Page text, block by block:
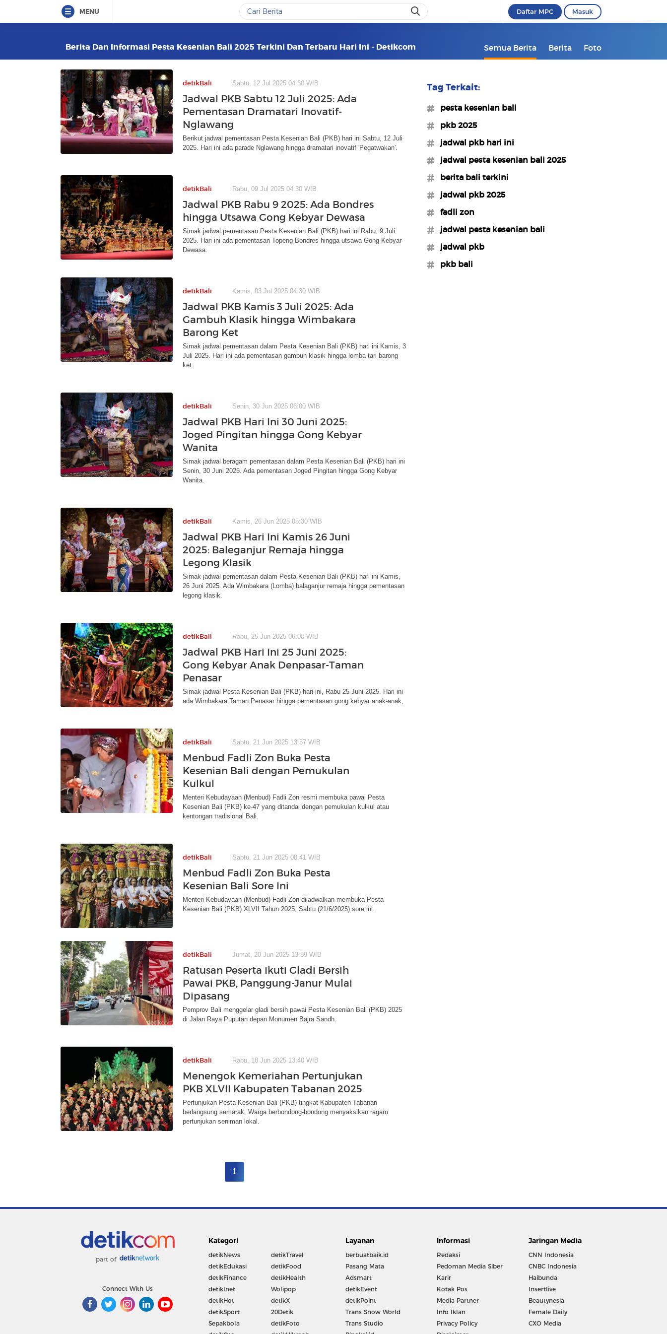
MENU Daftar MPC Masuk
Berita Dan Informasi Pesta Kesenian Bali 2025 Terkini Dan Terbaru Hari Ini - Detikcom Semua Berita Berita Foto
detikBali Sabtu, 12 Jul 2025 04:30 WIB
Jadwal PKB Sabtu 12 Juli 2025: Ada
Pementasan Dramatari Inovatif-
Nglawang
Berikut jadwal pementasan Pesta Kesenian Bali (PKB) hari ini Sabtu, 12 Juli
2025. Hari ini ada parade Nglawang hingga dramatari inovatif 'Pegatwakan'.
detikBali Rabu, 09 Jul 2025 04:30 WIB
Jadwal PKB Rabu 9 2025: Ada Bondres
hingga Utsawa Gong Kebyar Dewasa
Simak jadwal pementasan Pesta Kesenian Bali (PKB) hari ini Rabu, 9 Juli
2025. Hari ini ada pementasan Topeng Bondres hingga utsawa Gong Kebyar
Dewasa.
detikBali Kamis, 03 Jul 2025 04:30 WIB
Jadwal PKB Kamis 3 Juli 2025: Ada
Gambuh Klasik hingga Wimbakara
Barong Ket
Simak jadwal pementasan dalam Pesta Kesenian Bali (PKB) hari ini Kamis, 3
Juli 2025. Hari ini ada pementasan gambuh klasik hingga lomba tari barong
ket.
detikBali Senin, 30 Jun 2025 06:00 WIB
Jadwal PKB Hari Ini 30 Juni 2025:
Joged Pingitan hingga Gong Kebyar
Wanita
Simak jadwal beragam pementasan dalam Pesta Kesenian Bali (PKB) hari ini
Senin, 30 Juni 2025. Ada pementasan Joged Pingitan hingga Gong Kebyar
Wanita.
detikBali Kamis, 26 Jun 2025 05:30 WIB
Jadwal PKB Hari Ini Kamis 26 Juni
2025: Baleganjur Remaja hingga
Legong Klasik
Simak jadwal pementasan dalam Pesta Kesenian Bali (PKB) hari ini Kamis,
26 Juni 2025. Ada Wimbakara (Lomba) balaganjur remaja hingga pementasan
legong klasik.
detikBali Rabu, 25 Jun 2025 06:00 WIB
Jadwal PKB Hari Ini 25 Juni 2025:
Gong Kebyar Anak Denpasar-Taman
Penasar
Simak jadwal Pesta Kesenian Bali (PKB) hari ini, Rabu 25 Juni 2025. Hari ini
ada Wimbakara Taman Penasar hingga pementasan gong kebyar anak-anak,
detikBali Sabtu, 21 Jun 2025 13:57 WIB
Menbud Fadli Zon Buka Pesta
Kesenian Bali dengan Pemukulan
Kulkul
Menteri Kebudayaan (Menbud) Fadli Zon resmi membuka pawai Pesta
Kesenian Bali (PKB) ke-47 yang ditandai dengan pemukulan kulkul atau
kentongan tradisional Bali.
detikBali Sabtu, 21 Jun 2025 08:41 WIB
Menbud Fadli Zon Buka Pesta
Kesenian Bali Sore Ini
Menteri Kebudayaan (Menbud) Fadli Zon dijadwalkan membuka Pesta
Kesenian Bali (PKB) XLVII Tahun 2025, Sabtu (21/6/2025) sore ini.
detikBali Jumat, 20 Jun 2025 13:59 WIB
Ratusan Peserta Ikuti Gladi Bersih
Pawai PKB, Panggung-Janur Mulai
Dipasang
Pemprov Bali menggelar gladi bersih pawai Pesta Kesenian Bali (PKB) 2025
di Jalan Raya Puputan depan Monumen Bajra Sandh.
detikBali Rabu, 18 Jun 2025 13:40 WIB
Menengok Kemeriahan Pertunjukan
PKB XLVII Kabupaten Tabanan 2025
Pertunjukan Pesta Kesenian Bali (PKB) tingkat Kabupaten Tabanan
berlangsung semarak. Warga berbondong-bondong menyaksikan ragam
pertunjukan seniman lokal.
1
Tag Terkait:
#pesta kesenian bali
#pkb 2025
#jadwal pkb hari ini
#jadwal pesta kesenian bali 2025
#berita bali terkini
#jadwal pkb 2025
#fadli zon
#jadwal pesta kesenian bali
#jadwal pkb
#pkb bali
part of
Connect With Us
Kategori
detikNews
detikEdukasi
detikFinance
detikInet
detikHot
detikSport
Sepakbola
detikTravel
detikFood
detikHealth
Wolipop
detikX
20Detik
detikFoto
Layanan
berbuatbaik.id
Pasang Mata
Adsmart
detikEvent
detikPoint
Trans Snow World
Trans Studio
Informasi
Redaksi
Pedoman Media Siber
Karir
Kotak Pos
Media Partner
Info Iklan
Privacy Policy
Jaringan Media
CNN Indonesia
CNBC Indonesia
Haibunda
Insertlive
Beautynesia
Female Daily
CXO Media